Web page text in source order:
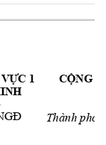
1
CỘNG
Thành phố